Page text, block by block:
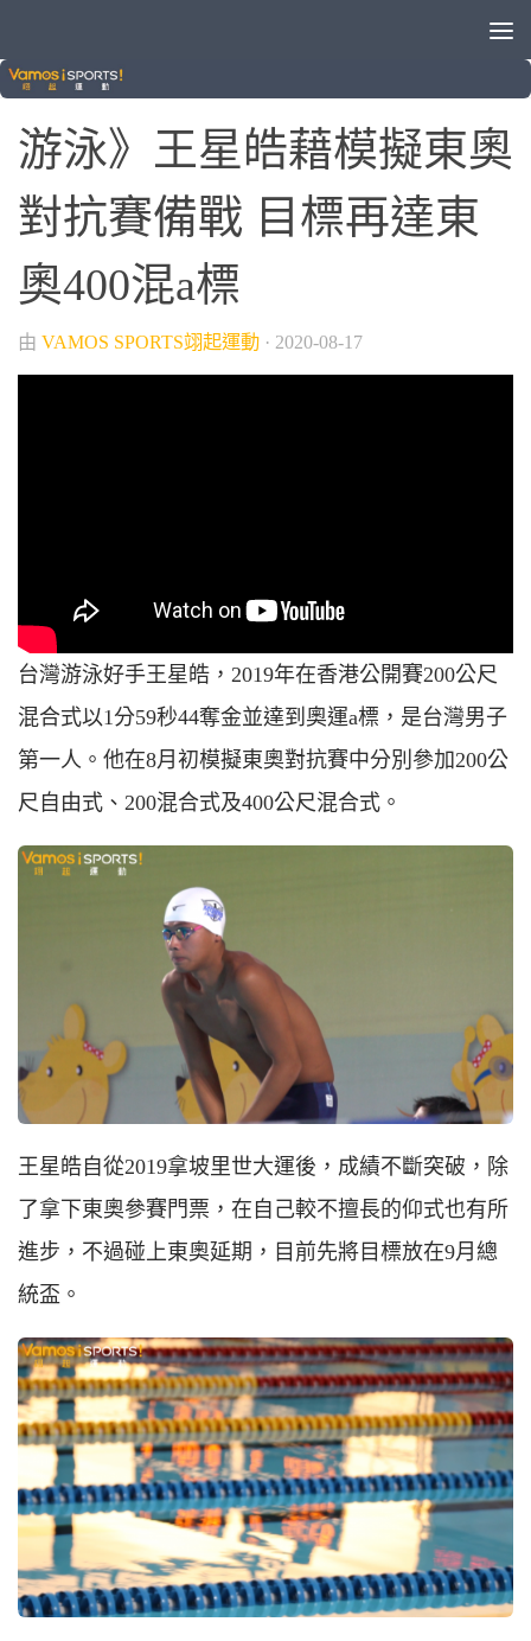
VAMOS自製節目
游泳》王星皓藉模擬東奧
對抗賽備戰 目標再達東
奧400混a標
由 VAMOS SPORTS翊起運動 · 2020-08-17
台灣游泳好手王星皓， 2019年在香港公開賽200公尺
混合式以1分59秒44奪金並達到奧運a標，是台灣男子
第一人。他在8月初模擬東奧對抗賽中分別參加200公
尺 自由式、 200混合式及400公尺混合式。
王星皓自從2019拿坡里世大運後，成績不斷突破，除
了拿下東奧參賽門票，在自己較不擅長的仰式也有所
進步，不過碰上東奧延期，目前先將目標放在9月總
統盃。